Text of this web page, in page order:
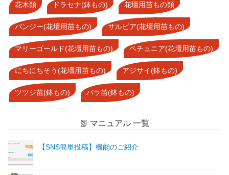
花木類 ドラセナ(鉢もの) 花壇用苗もの類
パンジー(花壇用苗もの) サルビア(花壇用苗もの)
マリーゴールド(花壇用苗もの) ペチュニア(花壇用苗もの)
にちにちそう(花壇用苗もの) アジサイ(鉢もの)
ツツジ苗(鉢もの) バラ苗(鉢もの)
📗 マニュアル 一覧
【SNS簡単投稿】機能のご紹介